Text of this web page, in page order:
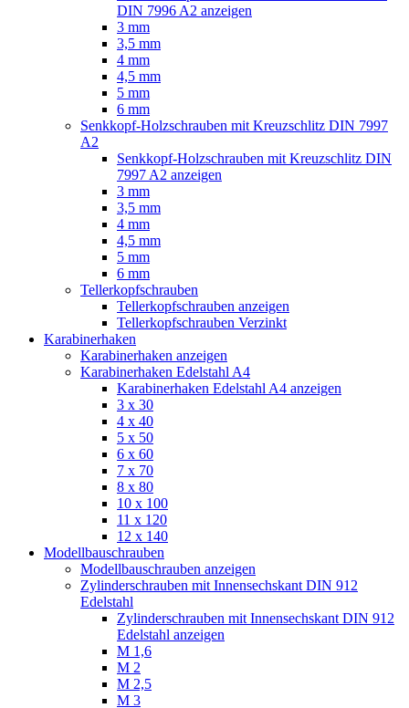
DIN 7996 A2 anzeigen
3 mm
3,5 mm
4 mm
4,5 mm
5 mm
6 mm
Senkkopf-Holzschrauben mit Kreuzschlitz DIN 7997
A2
Senkkopf-Holzschrauben mit Kreuzschlitz DIN
7997 A2 anzeigen
3 mm
3,5 mm
4 mm
4,5 mm
5 mm
6 mm
Tellerkopfschrauben
Tellerkopfschrauben anzeigen
Tellerkopfschrauben Verzinkt
Karabinerhaken
Karabinerhaken anzeigen
Karabinerhaken Edelstahl A4
Karabinerhaken Edelstahl A4 anzeigen
3 x 30
4 x 40
5 x 50
6 x 60
7 x 70
8 x 80
10 x 100
11 x 120
12 x 140
Modellbauschrauben
Modellbauschrauben anzeigen
Zylinderschrauben mit Innensechskant DIN 912
Edelstahl
Zylinderschrauben mit Innensechskant DIN 912
Edelstahl anzeigen
M 1,6
M 2
M 2,5
M 3